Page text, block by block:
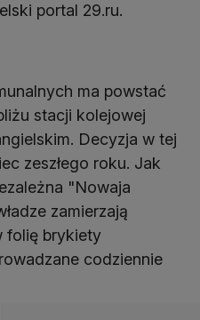
portal 29.ru.
ma powstać
stacji kolejowej
Decyzja w tej
zeszłego roku. Jak
"Nowaja
zamierzają
folię brykiety
codziennie